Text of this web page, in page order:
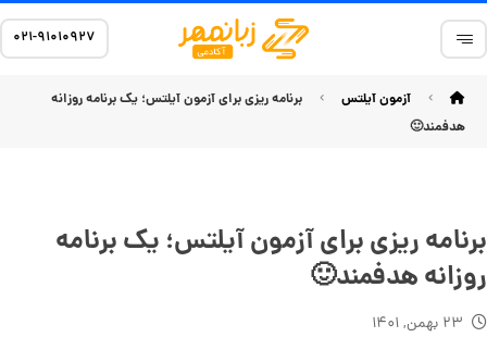
۰۲۱-۹۱۰۱۰۹۲۷
آزمون آیلتس
برنامه ریزی برای آزمون آیلتس؛ یک برنامه روزانه
هدفمند🙂
برنامه ریزی برای آزمون آیلتس؛ یک برنامه
روزانه هدفمند🙂
۲۳ بهمن, ۱۴۰۱